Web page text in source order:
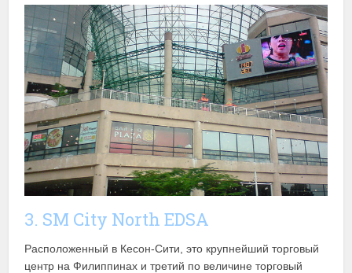
3. SM City North EDSA
Расположенный в Кесон-Сити, это крупнейший торговый
центр на Филиппинах и третий по величине торговый